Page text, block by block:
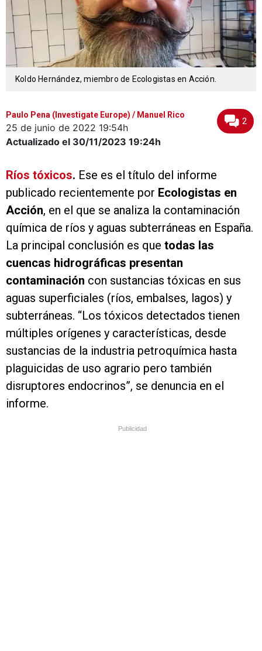
Koldo Hernández, miembro de Ecologistas en Acción.
Paulo Pena (Investigate Europe) / Manuel Rico
25 de junio de 2022 19:54h
Actualizado el 30/11/2023 19:24h
2
Ríos tóxicos. Ese es el título del informe
publicado recientemente por Ecologistas en
Acción, en el que se analiza la contaminación
química de ríos y aguas subterráneas en España.
La principal conclusión es que todas las
cuencas hidrográficas presentan
contaminación con sustancias tóxicas en sus
aguas superficiales (ríos, embalses, lagos) y
subterráneas. “Los tóxicos detectados tienen
múltiples orígenes y características, desde
sustancias de la industria petroquímica hasta
plaguicidas de uso agrario pero también
disruptores endocrinos”, se denuncia en el
informe.
Publicidad